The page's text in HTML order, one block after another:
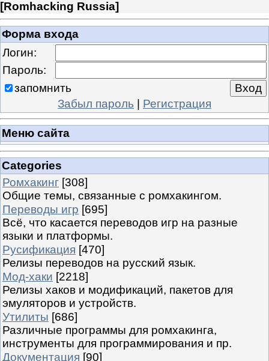
[Romhacking Russia]
Форма входа
Логин:
Пароль:
запомнить
Забыл пароль | Регистрация
Меню сайта
Categories
Ромхакинг [308]
Общие темы, связанные с ромхакингом.
Переводы игр [695]
Всё, что касается переводов игр на разные
языки и платформы.
Русификация [470]
Релизы переводов на русский язык.
Мод-хаки [2218]
Релизы хаков и модификаций, пакетов для
эмуляторов и устройств.
Утилиты [686]
Различные программы для ромхакинга,
инструменты для программирования и пр.
Документация [90]